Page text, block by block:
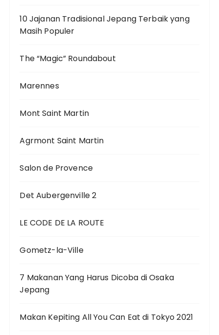
10 Jajanan Tradisional Jepang Terbaik yang
Masih Populer
The “Magic” Roundabout
Marennes
Mont Saint Martin
Agrmont Saint Martin
Salon de Provence
Det Aubergenville 2
LE CODE DE LA ROUTE
Gometz-la-Ville
7 Makanan Yang Harus Dicoba di Osaka
Jepang
Makan Kepiting All You Can Eat di Tokyo 2021